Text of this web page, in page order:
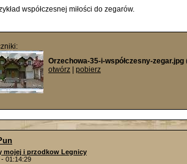
współczesnej miłości do zegarów.
Orzechowa-35-i-współczesny-zegar.jpg
otwórz
pobierz
mojej i przodkow Legnicy
01:14:29